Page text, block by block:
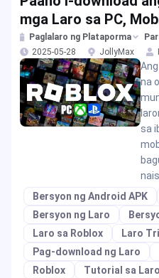
mga Laro sa PC,
Bersyon?
Paglalaro ng Plataporma
2025-05-28
JollyMax
na
sa
Bersyon ng Android APK
Bersyon ng Laro
Laro sa Roblox
Laro
Pag-download ng Laro
Roblox
Tutorial sa Laro